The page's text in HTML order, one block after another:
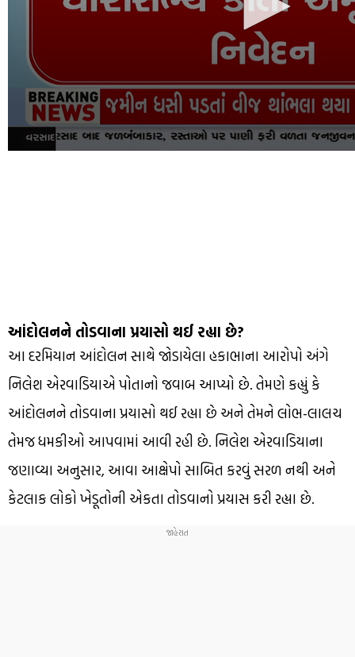
આંદોલનને તોડવાના પ્રયાસો થઈ રહ્યા છે?
આ દરમિયાન આંદોલન સાથે જોડાયેલા હકાભાના આરોપો અંગે
નિલેશ એરવાડિયાએ પોતાનો જવાબ આપ્યો છે. તેમણે કહ્યું કે
આંદોલનને તોડવાના પ્રયાસો થઈ રહ્યા છે અને તેમને લોભ-લાલચ
તેમજ ધમકીઓ આપવામાં આવી રહી છે. નિલેશ એરવાડિયાના
જણાવ્યા અનુસાર, આવા આક્ષેપો સાબિત કરવું સરળ નથી અને
કેટલાક લોકો ખેડૂતોની એકતા તોડવાનો પ્રયાસ કરી રહ્યા છે.